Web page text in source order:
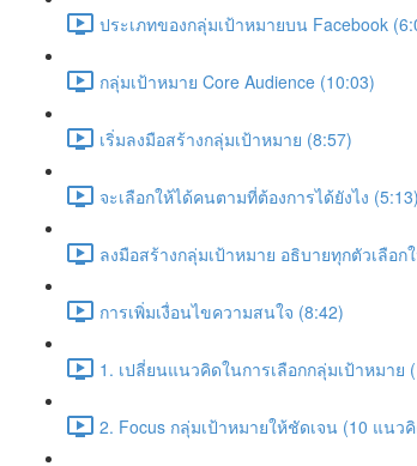
ประเภทของกลุ่มเป้าหมายบน Facebook
กลุ่มเป้าหมาย Core Audience (10:03)
เริ่มลงมือสร้างกลุ่มเป้าหมาย (8:57)
จะเลือกให้ได้คนตามที่ต้องการได้ยังไง (5:13)
ลงมือสร้างกลุ่มเป้าหมาย อธิบายทุกตัวเลือ
การเพิ่มเงื่อนไขความสนใจ (8:42)
1. เปลี่ยนแนวคิดในการเลือกกลุ่มเป้าหมา
2. Focus กลุ่มเป้าหมายให้ชัดเจน (10 แนว